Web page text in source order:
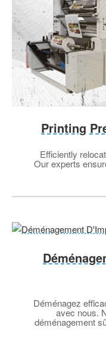
Printing
Efficiently
Our experts
Déménagez
avec nous.
déménagement